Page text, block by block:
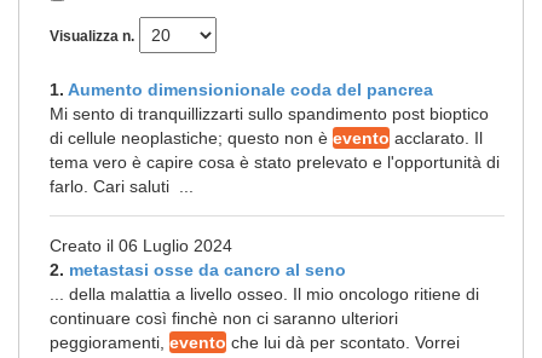
Visualizza n.
1. Aumento dimensionionale coda del pancrea
Mi sento di tranquillizzarti sullo spandimento post bioptico
di cellule neoplastiche; questo non è evento acclarato. Il
tema vero è capire cosa è stato prelevato e l'opportunità di
farlo. Cari saluti ...
Creato il 06 Luglio 2024
2. metastasi osse da cancro al seno
... della malattia a livello osseo. Il mio oncologo ritiene di
continuare così finchè non ci saranno ulteriori
peggioramenti, evento che lui dà per scontato. Vorrei